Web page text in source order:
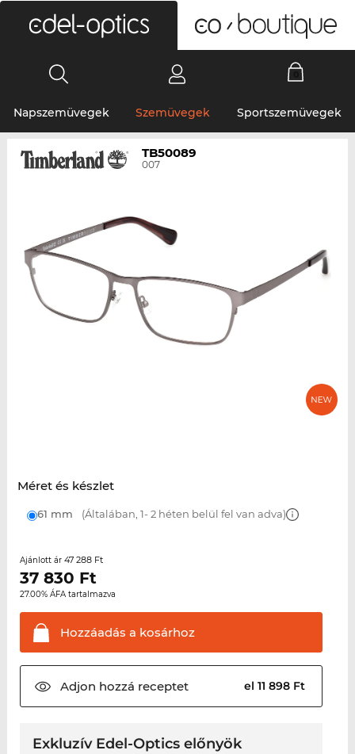
Napszemüvegek Szemüvegek Sportszemüvegek
TB50089
007
Méret és készlet
61 mm (Általában, 1- 2 héten belül fel van adva)
Ajánlott ár 47 288 Ft
37 830 Ft
27.00% ÁFA tartalmazva
Hozzáadás a kosárhoz
Adjon hozzá receptet el 11 898 Ft
Exkluzív Edel-Optics előnyök